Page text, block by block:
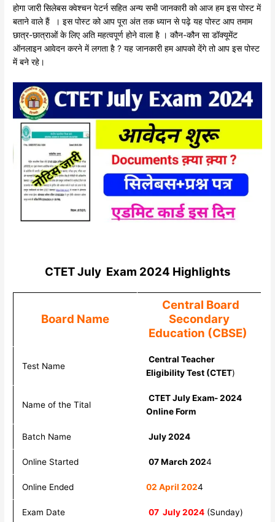
होगा जारी सिलेबस क्वेश्चन पेटर्न सहित अन्य सभी जानकारी को आज हम इस पोस्ट में
बताने वाले हैं । इस पोस्ट को आप पूरा अंत तक ध्यान से पढ़े यह पोस्ट आप तमाम
छात्र-छात्राओं के लिए अति महत्वपूर्ण होने वाला है । कौन-कौन सा डॉक्यूमेंट
ऑनलाइन आवेदन करने में लगता है ? यह जानकारी हम आपको देंगे तो आप इस पोस्ट
में बने रहे।
CTET July Exam 2024 Highlights
Board Name
Central Board
Secondary
Education (CBSE)
Test Name
Central Teacher
Eligibility Test (CTET)
Name of the Tital
CTET July Exam- 2024
Online Form
Batch Name July 2024
Online Started 07 March 2024
Online Ended 02 April 2024
Exam Date 07 July 2024(Sunday)